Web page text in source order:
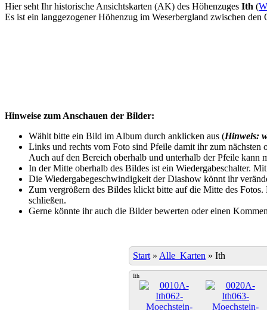
Hier seht Ihr historische Ansichtskarten (AK) des Höhenzuges Ith (
Es ist ein langgezogener Höhenzug im Weserbergland zwischen
Hinweise zum Anschauen der Bilder:
Wählt bitte ein Bild im Album durch anklicken aus (Hinweis:
Links und rechts vom Foto sind Pfeile damit ihr zum
Auch auf den Bereich oberhalb und unterhalb der Pfeile kann
In der Mitte oberhalb des Bildes ist ein Wiedergabeschalter.
Die Wiedergabegeschwindigkeit der Diashow könnt ihr
Zum vergrößern des Bildes klickt bitte auf die Mitte des
schließen.
Gerne könnte ihr auch die Bilder bewerten oder einen
Start » Alle_Karten » Ith
Ith